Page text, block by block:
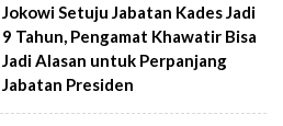
Jokowi Setuju Jabatan Kades Jadi
9 Tahun, Pengamat Khawatir Bisa
Jadi Alasan untuk Perpanjang
Jabatan Presiden